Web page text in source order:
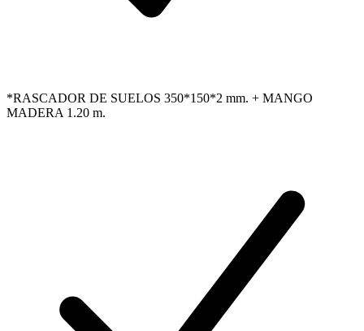
*RASCADOR DE SUELOS 350*150*2 mm. + MANGO
MADERA 1.20 m.